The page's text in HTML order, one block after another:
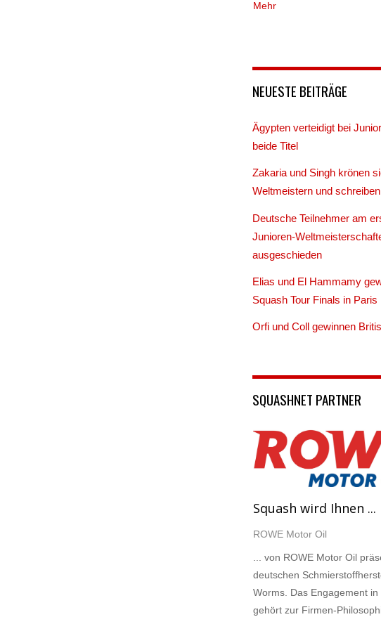
Mehr
NEUESTE BEITRÄGE
Ägypten verteidigt bei
beide Titel
Zakaria und Singh krönen
Weltmeistern und
Deutsche Teilnehmer am
Junioren-
ausgeschieden
Elias und El Hammamy
Squash Tour Finals in Paris
Orfi und Coll gewinnen
SQUASHNET PARTNER
Squash wird Ihnen ...
ROWE Motor Oil
... von ROWE Motor Oil
deutschen
Worms. Das Engagement
gehört zur Firmen-